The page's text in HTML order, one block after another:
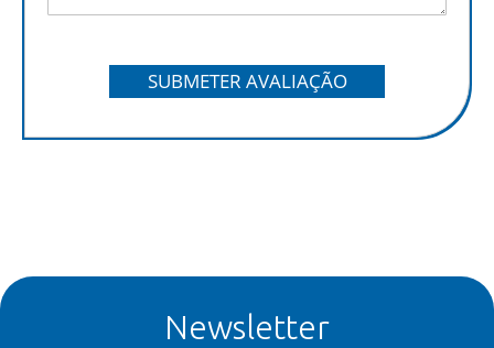
SUBMETER AVALIAÇÃO
Newsletter